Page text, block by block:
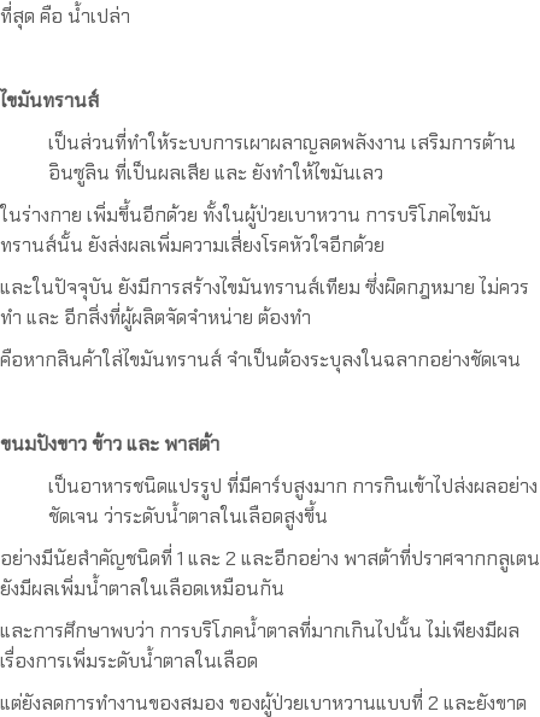
ที่สุด คือ น้ำเปล่า
ไขมันทรานส์
เป็นส่วนที่ทำให้ระบบการเผาผลาญลดพลังงาน เสริมการต้าน
อินซูลิน ที่เป็นผลเสีย และ ยังทำให้ไขมันเลว
ในร่างกาย เพิ่มขึ้นอีกด้วย ทั้งในผู้ป่วยเบาหวาน การบริโภคไขมัน
ทรานส์นั้น ยังส่งผลเพิ่มความเสี่ยงโรคหัวใจอีกด้วย
และในปัจจุบัน ยังมีการสร้างไขมันทรานส์เทียม ซึ่งผิดกฎหมาย ไม่ควร
ทำ และ อีกสิ่งที่ผู้ผลิตจัดจำหน่าย ต้องทำ
คือหากสินค้าใส่ไขมันทรานส์ จำเป็นต้องระบุลงในฉลากอย่างชัดเจน
ขนมปังขาว ข้าว และ พาสต้า
เป็นอาหารชนิดแปรรูป ที่มีคาร์บสูงมาก การกินเข้าไปส่งผลอย่าง
ชัดเจน ว่าระดับน้ำตาลในเลือดสูงขึ้น
อย่างมีนัยสำคัญชนิดที่ 1 และ 2 และอีกอย่าง พาสต้าที่ปราศจากกลูเตน
ยังมีผลเพิ่มน้ำตาลในเลือดเหมือนกัน
และการศึกษาพบว่า การบริโภคน้ำตาลที่มากเกินไปนั้น ไม่เพียงมีผล
เรื่องการเพิ่มระดับน้ำตาลในเลือด
แต่ยังลดการทำงานของสมอง ของผู้ป่วยเบาหวานแบบที่ 2 และยังขาด